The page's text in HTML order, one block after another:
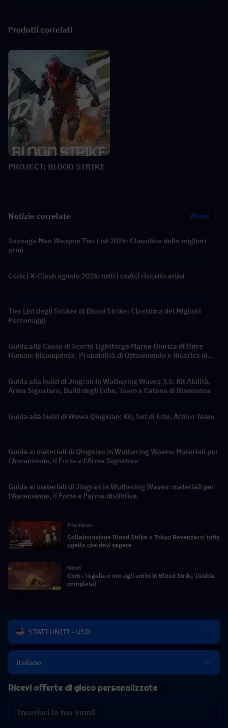
Prodotti correlati
PROJECT: BLOOD STRIKE
Notizie correlate More
Sausage Man Weapon Tier List 2026: Classifica delle migliori
armi
Codici X-Clash agosto 2026: tutti i codici riscatto attivi
Tier List degli Striker di Blood Strike: Classifica dei Migliori
Personaggi
Guida alle Casse di Scorte Lightforge Marea Onirica di Once
Human: Ricompense, Probabilità di Ottenimento e Ricarica di
Guida alla build di Jingran in Wuthering Waves 3.6: Kit Abilità,
Arma Signature, Build degli Echo, Team e Catena di Risonanza
Guida alla build di Wuwa Qingxiao: Kit, Set di Echi, Armi e Team
Guida ai materiali di Qingxiao in Wuthering Waves: Materiali per
l'Ascensione, il Forte e l'Arma Signature
Guida ai materiali di Jingran in Wuthering Waves: materiali per
l'Ascensione, il Forte e l'arma distintiva
Previous
Collaborazione Blood Strike x Tokyo Revengers: tutto
quello che devi sapere
Next
Come regalare oro agli amici in Blood Strike (Guida
completa)
STATI UNITI - USD
italiano
Ricevi offerte di gioco personalizzate